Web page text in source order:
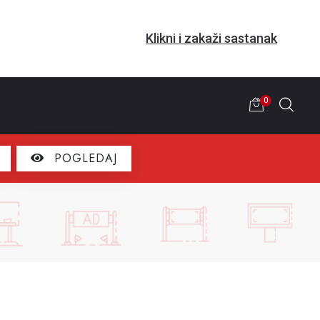
Klikni i zakaži sastanak
0
POGLEDAJ